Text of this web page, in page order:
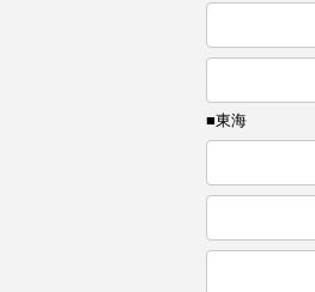
■東海